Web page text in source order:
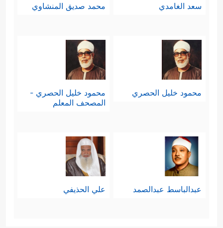
سعد الغامدي محمد صديق المنشاوي
محمود خليل الحصري
محمود خليل الحصري -
المصحف المعلم
عبدالباسط عبدالصمد علي الحذيفي